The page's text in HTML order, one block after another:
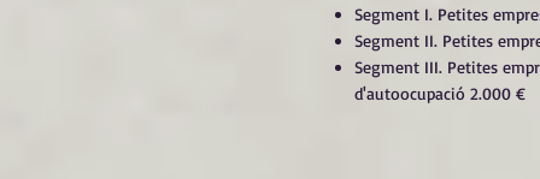
Segment I. Petites
Segment II. Petites
Segment III. Petites
d'autoocupació 2.000 €